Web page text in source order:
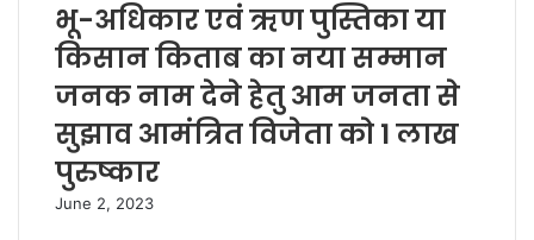
भू-अधिकार एवं ऋण पुस्तिका या
किसान किताब का नया सम्मान
जनक नाम देने हेतु आम जनता से
सुझाव आमंत्रित विजेता को 1 लाख
पुरुष्कार
June 2, 2023